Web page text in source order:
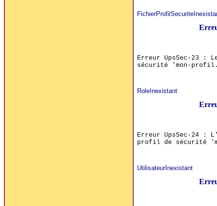
Erreur UpsSec-23 :
sécurité 'mon-
RoleInexistant
Erreur UpsSec-24 :
profil de sécurité
UtilisateurInexistant